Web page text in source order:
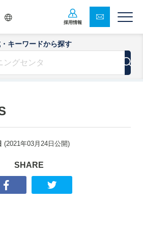
採用情報
キーワードから探す
(2021年03月24日 公開)
SHARE